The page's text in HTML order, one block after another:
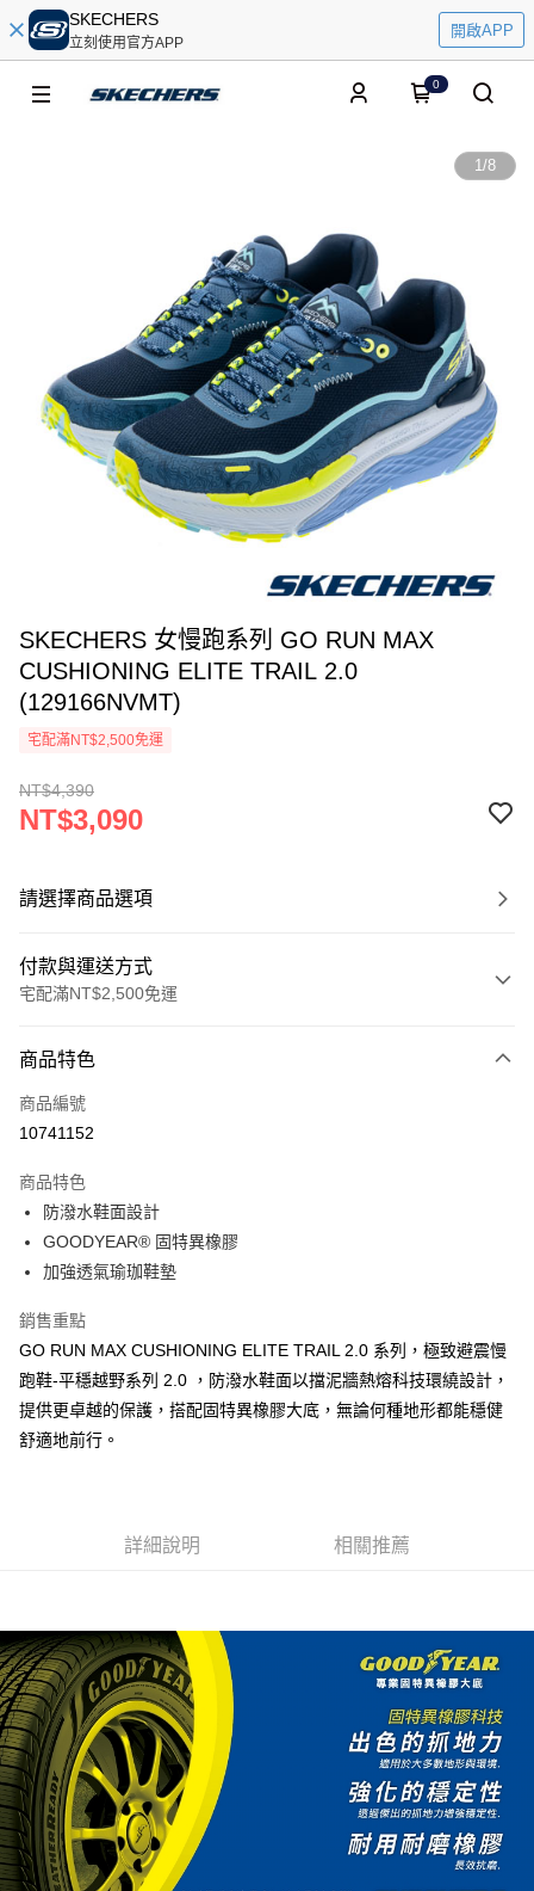
SKECHERS
立刻使用官方APP
開啟APP
0
1/8
SKECHERS 女慢跑系列 GO RUN MAX
CUSHIONING ELITE TRAIL 2.0
(129166NVMT)
宅配滿NT$2,500免運
NT$4,390
NT$3,090
請選擇商品選項
付款與運送方式
宅配滿NT$2,500免運
信用卡一次付款
LINE Pay
相關說明
【大哥付你分期使用說明】
1.本服務由台灣大哥大提供，台灣大哥大用戶可立即使用無須另外申請。
2.付款方式選擇「大哥付你分期」，訂單成立後會自動跳轉到大哥付的交易
流程，驗證手機門號後，選擇欲分期的期數、繳款截止日，確認付款後即完
3.實際核准額度、可分期數及費用金額請依後續交易確認頁面所載為準。
4.訂單成立30分鐘內，如未前往確認交易或遇審核未通過，訂單將自動取
消。如遇「轉專審核」未通過狀況，表示未達大哥付你分期系統評分，恕無
法說明評估內容。
【繳款方式說明】
1.分期款項不併入電信帳單，「大哥付你分期」於每月結算日後寄送繳費提
資料（包含姓名、電話或地址）提供予台灣大哥大進項蒐集、處理及利用，
由本公司與您本人進行分期帳單所需資料之確認、核對及更正。
3.完整用戶服務條款，請詳閱以下連結：
https://oppay.tw/userRule
ATM付款
宅配
商品特色
商品編號
10741152
商品特色
防潑水鞋面設計
GOODYEAR® 固特異橡膠
加強透氣瑜珈鞋墊
銷售重點
GO RUN MAX CUSHIONING ELITE TRAIL 2.0 系列，極致避震慢
跑鞋-平穩越野系列 2.0 ，防潑水鞋面以擋泥牆熱熔科技環繞設計，
提供更卓越的保護，搭配固特異橡膠大底，無論何種地形都能穩健
舒適地前行。
詳細說明 相關推薦